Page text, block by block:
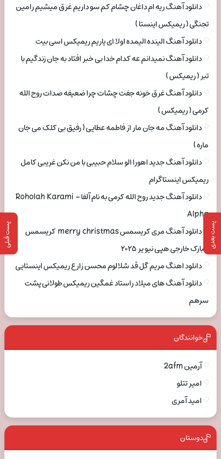
پست بعدی پست قبلی
دانلود آهنگ ریه ام داغان چشام کم سو داریم غرق میشیم رامین
تجنگی ( ریمیکس اینستا )
دانلود آهنگ الینده الیمده اولا ای یاریم ریمیکس اسی بیت
دانلود آهنگ نمیدانم عه کدام خدا بی خبر افتاد به جان زندگیم با
تبر ( ریمیکس )
دانلود آهنگ غرق خونه جفت چشات چرا ضعیفه صدات روح الله
کرمی ( ریمیکس )
دانلود آهنگ مه جان مار از فاطمه عطایی ( رفیق بی کلک می جان
ماره )
دانلود آهنگ جدید اهورا الو سلام حبیبی با من نکن غریبی کامل
ریمیکس اینستاگرام
دانلود آهنگ جدید روح الله کرمی به نام آلفا Roholah Karami –
Alpha
دانلود آهنگ مری کریسمس merry christmas کریسمس
مبارک خارجی هپی نیو یر ۲۰۲۵
دانلود اهنگ مریم گل قد شلالوم محسن زارع ریمیکس اینستایی
دانلود آهنگ های میلاد راستاد غمگین ریمیکس طولانی پشت
سرهم
خوانندگان
آرمین 2afm
امیر تتلو
امید آمری
دوستان